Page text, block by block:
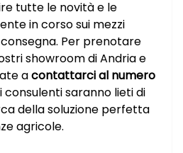
tutte le novità e le
in corso sui mezzi
Per prenotare
showroom di Andria e
acontattarci al numero
consulenti saranno lieti di
della soluzione perfetta
agricole.